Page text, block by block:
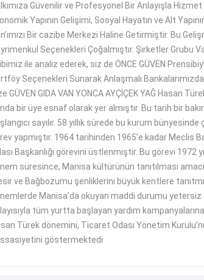
Güvenilir ve Profesyonel Bir Anlayışla
Yapının Gelişimi, Sosyal Hayatın ve Alt
Bir cazibe Merkezi Haline Getirmiştir. Bu
Seçenekleri Çoğalmıştır. Şirketler Grubu
ile analiz ederek, siz de ÖNCE GÜVEN
Seçenekleri Sunarak Anlaşmalı
GÜVEN GIDA VAN YONCA AYÇİÇEK YAĞ Hasan
bir üye esnaf olarak yer almıştır. Bu tarih bir
sayılır. 58 yıllık sürede bu kurum
yapmıştır. 1964 tarihinden 1965’e kadar Meclis
Başkanlığı görevini üstlenmiştir. Bu görevi 1972
süresince, Manisa kültürünün tanıtılması
ve Bağbozumu şenliklerini büyük kentlere
Manisa’da okuyan maddi durumu yetersiz
tüm yurtta başlayan yardım
Türek dönemini, Ticaret Odası Yönetim
göstermektedi